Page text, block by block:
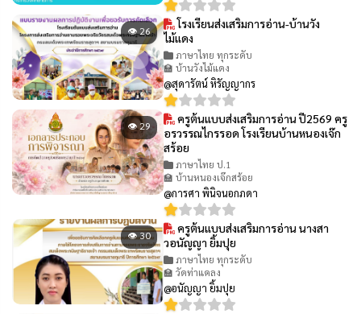
👁 26
โรงเรียนส่งเสริมการอ่าน-บ้านวัง
ไม้แดง
ภาษาไทย ทุกระดับ
🏫 บ้านวังไม้แดง
@สุดารัตน์ หิรัญญากร
👁 29
ครูต้นแบบส่งเสริมการอ่าน ปี2569 ครู
อรวรรณไกรรอด โรงเรียนบ้านหนองเจ๊ก
สร้อย
ภาษาไทย ป.1
🏫 บ้านหนองเจ๊กสร้อย
@การศา พินิจนอกภดา
👁 30
ครูต้นแบบส่งเสริมการอ่าน นางสา
วอนัญญา ยิ้มปุย
ภาษาไทย ทุกระดับ
🏫 วัดท่าแคลง
@อนัญญา ยิ้มปุย